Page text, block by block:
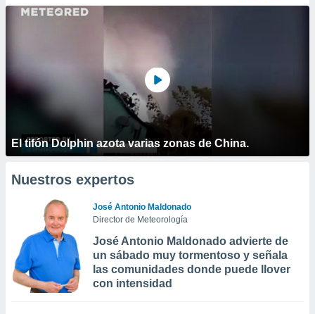
El tifón Dolphin azota varias zonas de China.
Nuestros expertos
José Antonio Maldonado
Director de Meteorología
José Antonio Maldonado advierte de
un sábado muy tormentoso y señala
las comunidades donde puede llover
con intensidad